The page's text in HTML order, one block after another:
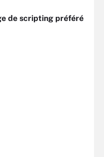
de scripting préféré